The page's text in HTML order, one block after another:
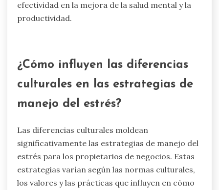
efectividad en la mejora de la salud mental y la
productividad.
¿Cómo influyen las diferencias
culturales en las estrategias de
manejo del estrés?
Las diferencias culturales moldean
significativamente las estrategias de manejo del
estrés para los propietarios de negocios. Estas
estrategias varían según las normas culturales,
los valores y las prácticas que influyen en cómo